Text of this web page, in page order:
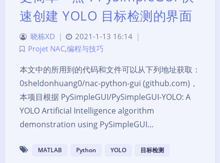
速创建 YOLO 目标检测的界面
晓栋XD | 2021-1-13 16:14 |
Projet NAC,编程与技巧
本文中的所用到的代码和文件可以从下列地址获取：
0sheldonhuang0/nac-python-gui (github.com)，
本项目根据 PySimpleGUI/PySimpleGUI-YOLO: A
YOLO Artificial Intelligence algorithm
demonstration using PySimpleGUI…
MATLAB Python YOLO 目标检测